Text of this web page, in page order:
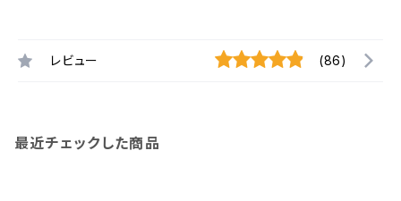
レビュー (86)
最近チェックした商品